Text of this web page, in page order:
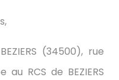
(34500), rue
au RCS de BEZIERS